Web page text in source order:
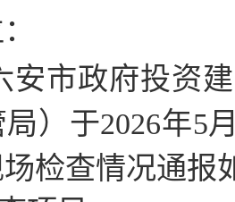
安市政府投资
）于2026年5
检查情况通报